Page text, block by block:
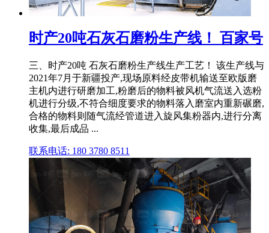
时产20吨石灰石磨粉生产线！ 百家号
三、时产20吨 石灰石磨粉生产线生产工艺！ 该生产线与
2021年7月于新疆投产,现场原料经皮带机输送至欧版磨
主机内进行研磨加工,粉磨后的物料被风机气流送入选粉
机进行分级,不符合细度要求的物料落入磨室内重新碾磨,
合格的物料则随气流经管道进入旋风集粉器内,进行分离
收集,最后成品 ...
联系电话: 180 3780 8511